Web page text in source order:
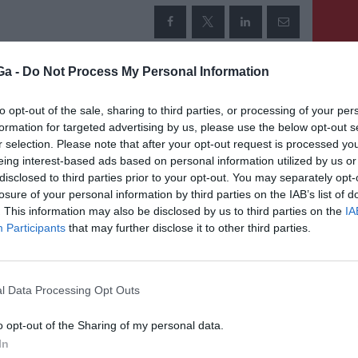
- Do Not Process My Personal Information
opt-out of the sale, sharing to third parties, or processing of your
for targeted advertising by us, please use the below opt-out
selection. Please note that after your opt-out request is processed
interest-based ads based on personal information utilized by us
to third parties prior to your opt-out. You may separately
of your personal information by third parties on the IAB’s list of
This information may also be disclosed by us to third parties on the
Participants that may further disclose it to other third parties.
Data Processing Opt Outs
opt-out of the Sharing of my personal data.
Megnyitották tegnap délután
az A3-as észak-erdélyi
autópálya Nyárádtő és
Marosvásárhely közötti
szakaszát